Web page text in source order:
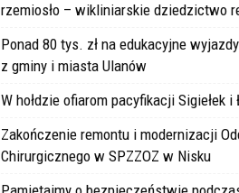
rzemiosło – wikliniarskie dziedzictwo
Ponad 80 tys. zł na edukacyjne
z gminy i miasta Ulanów
W hołdzie ofiarom pacyfikacji Sigiełek i
Zakończenie remontu i modernizacji
Chirurgicznego w SPZZOZ w Nisku